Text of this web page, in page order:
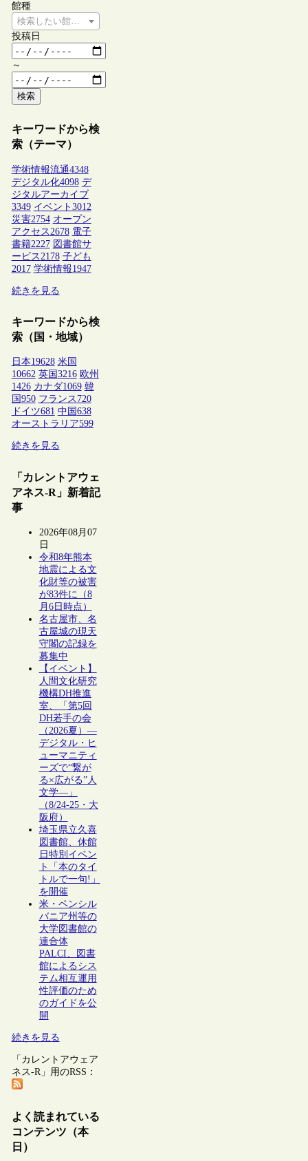
館種
検索したい館種を選択してください
投稿日
～
検索
キーワードから検
索（テーマ）
学術情報流通4348
デジタル化4098 デ
ジタルアーカイブ
3349 イベント 3012
災害2754 オープン
アクセス 2678 電子
書籍2227 図書館サ
ービス 2178 子ども
2017 学術情報1947
続きを見る
キーワードから検
索（国・地域）
日本19628 米国
10662 英国 3216 欧州
1426 カナダ1069 韓
国 950 フランス 720
ドイツ681 中国 638
オーストラリア599
続きを見る
「カレントアウェ
アネス-R」新着記
事
2026年08月07
日
令和8年熊本
地震による文
化財等の被害
が83件に（8
月6日時点）
名古屋市、名
古屋城の現天
守閣の記録を
募集中
【イベント】
人間文化研究
機構DH推進
室、「第5回
DH若手の会
（2026夏）―
デジタル・ヒ
ューマニティ
ーズで“繋が
る×広がる”人
文学―」
（8/24-25・大
阪府）
埼玉県立久喜
図書館、休館
日特別イベン
ト「本のタイ
トルで一句!」
を開催
米・ペンシル
バニア州等の
大学図書館の
連合体
PALCI、図書
館によるシス
テム相互運用
性評価のため
のガイドを公
開
続きを見る
「カレントアウェア
ネス-R」用のRSS：
よく読まれている
コンテンツ（本
日）